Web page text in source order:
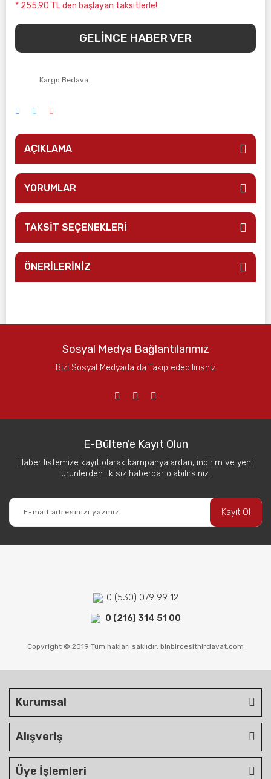
* 255,90 TL den başlayan taksitlerle!
GELİNCE HABER VER
Kargo Bedava
AÇIKLAMA
YORUMLAR
TAKSİT SEÇENEKLERİ
ÖNERİLERİNİZ
Sosyal Medya Bağlantılarımız
Bizi Sosyal Medyada da Takip edebilirisniz
E-Bülten'e Kayıt Olun
Haber listemize kayıt olarak kampanyalardan, indirim ve yeni
ürünlerden ilk siz haberdar olabilirsiniz.
Kayıt Ol
0 (530) 079 99 12
0 (216) 314 51 00
Copyright © 2019 Tüm hakları saklıdır. binbircesithirdavat.com
Kurumsal
Alışveriş
Üye İşlemleri